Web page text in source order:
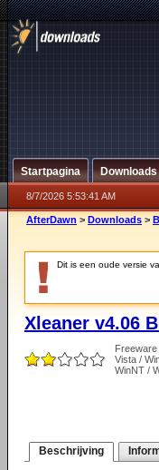
Startpagina Downloads
8/7/2026 5:53:41 AM
AfterDawn > Downloads >
Dit is een oude versie
Xleaner v4.06
Freeware
Vista /
WinNT /
Beschrijving